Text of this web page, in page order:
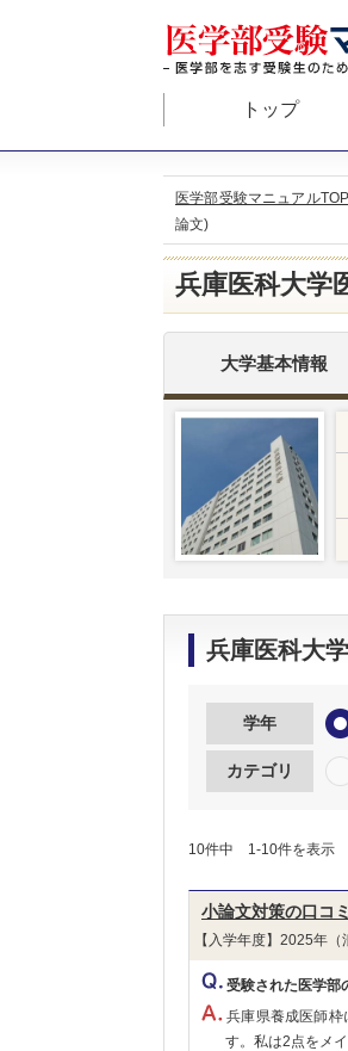
トップ
医学部受験マニュアルTOP
論文)
兵庫医科大学
大学基本情報
兵庫医科大
学年
カテゴリ
10件中 1-10件を表示
小論文対策の口コミ
【入学年度】2025年
受験された医学部
兵庫県養成医師枠
す。私は2点をメ